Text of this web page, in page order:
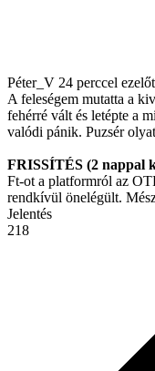
Péter_V 24 perccel
A feleségem mutatta a
fehérré vált és letépte a
valódi pánik. Puzsér
FRISSÍTÉS (2 nappal
Ft-ot a platformról az
rendkívül önelégült.
Jelentés
218